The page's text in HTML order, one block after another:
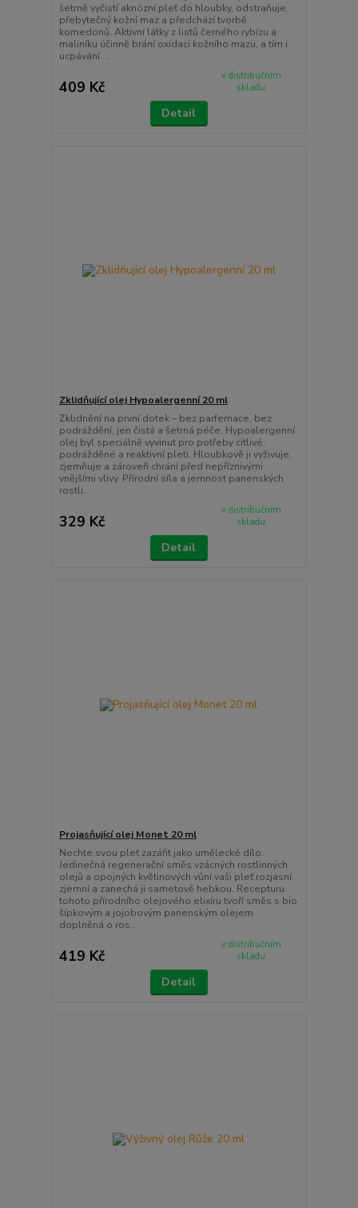
šetrně vyčistí aknózní pleť do hloubky, odstraňuje
přebytečný kožní maz a předchází tvorbě
komedonů. Aktivní látky z listů černého rybízu a
maliníku účinně brání oxidaci kožního mazu, a tím i
ucpávání ...
409 Kč
v distribučním
skladu
Detail
Zklidňující olej Hypoalergenní 20 ml
Zklidnění na první dotek – bez parfemace, bez
podráždění, jen čistá a šetrná péče. Hypoalergenní
olej byl speciálně vyvinut pro potřeby citlivé,
podrážděné a reaktivní pleti. Hloubkově ji vyživuje,
zjemňuje a zároveň chrání před nepříznivými
vnějšími vlivy. Přírodní síla a jemnost panenských
rostli...
329 Kč
v distribučním
skladu
Detail
Projasňující olej Monet 20 ml
Nechte svou pleť zazářit jako umělecké dílo.
Jedinečná regenerační směs vzácných rostlinných
olejů a opojných květinových vůní vaši pleť rozjasní,
zjemní a zanechá ji sametově hebkou. Recepturu
tohoto přírodního olejového elixíru tvoří směs s bio
šípkovým a jojobovým panenským olejem
doplněná o ros...
419 Kč
v distribučním
skladu
Detail